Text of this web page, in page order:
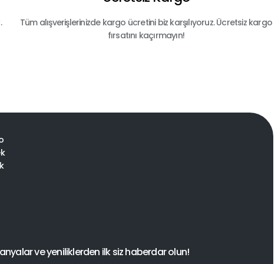
Tüm alışverişlerinizde kargo ücretini biz karşılıyoruz. Ücretsiz kargo
fırsatını kaçırmayın!
ve yeniliklerden ilk siz haberdar olun!